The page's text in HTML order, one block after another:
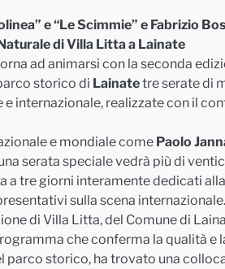
e “Le Scimmie” e Fabrizio
di Villa Litta a Lainate
ad animarsi con la seconda
storico di Lainatetre serate di
internazionale, realizzate con il
e mondiale come Paolo
serata speciale vedrà più di
a tre giorni interamente dedicati
sulla scena internazionale.
di Villa Litta, del Comune di
che conferma la qualità e
parco storico, ha trovato una